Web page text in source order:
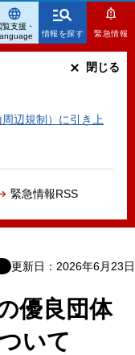
情報を探す 緊急情報
辺規制）に引き上
緊急情報RSS
閉じる
覧支援・
更新日：2026年6月23日
優良団体
いて